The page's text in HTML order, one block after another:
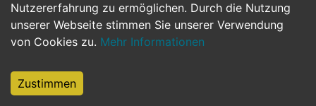
Nutzererfahrung zu ermöglichen. Durch die Nutzung
unserer Webseite stimmen Sie unserer Verwendung
von Cookies zu. Mehr Informationen
Zustimmen
Einkauf, Logistik, Materialwirtschaft
Weiterbildung, Studium, duale Ausbildung
Tourismus